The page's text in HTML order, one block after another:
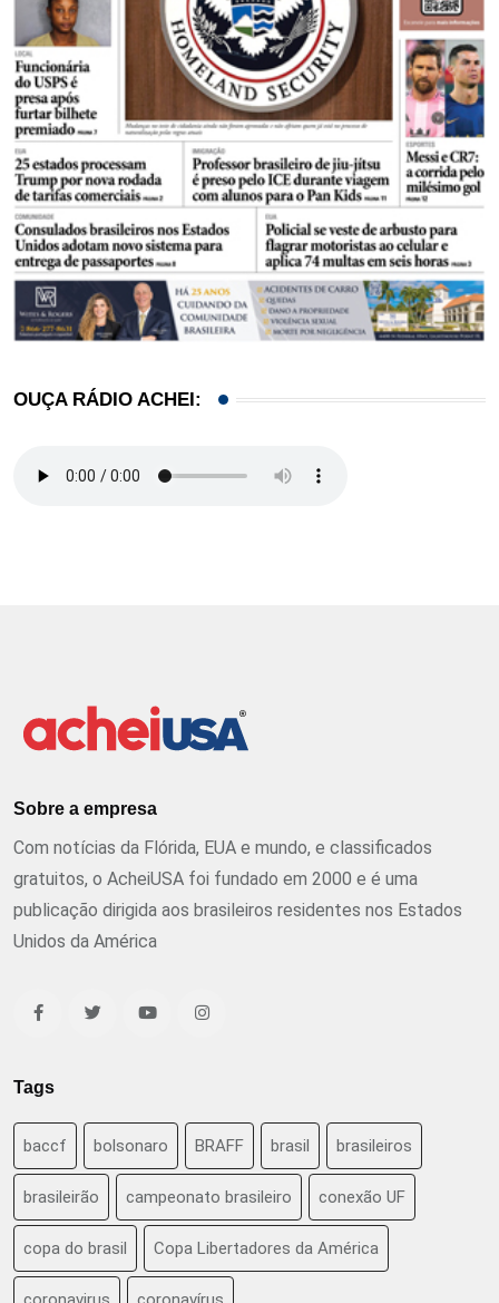
OUÇA RÁDIO ACHEI:
Sobre a empresa
Com notícias da Flórida, EUA e mundo, e classificados
gratuitos, o AcheiUSA foi fundado em 2000 e é uma
publicação dirigida aos brasileiros residentes nos Estados
Unidos da América
Tags
baccf bolsonaro BRAFF brasil brasileiros
brasileirão campeonato brasileiro conexão UF
copa do brasil Copa Libertadores da América